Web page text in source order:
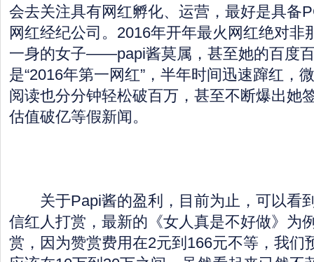
会去关注具有网红孵化、运营，最好是具备
网红经纪公司。2016年开年最火网红绝对非
一身的女子——papi酱莫属，甚至她的百度
是“2016年第一网红”，半年时间迅速蹿红，
阅读也分分钟轻松破百万，甚至不断爆出她
估值破亿等假新闻。
关于Papi酱的盈利，目前为止，可以看
信红人打赏，最新的《女人真是不好做》为
赏，因为赞赏费用在2元到166元不等，我们